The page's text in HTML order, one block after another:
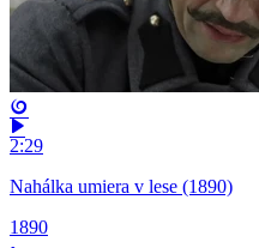
2:29
Nahálka umiera v lese (1890)
1890